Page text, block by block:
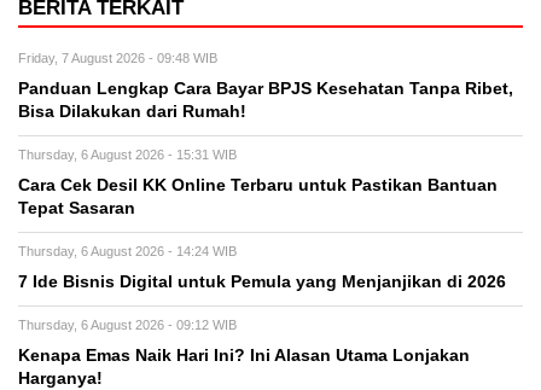
BERITA TERKAIT
Friday, 7 August 2026 - 09:48 WIB
Panduan Lengkap Cara Bayar BPJS Kesehatan Tanpa Ribet,
Bisa Dilakukan dari Rumah!
Thursday, 6 August 2026 - 15:31 WIB
Cara Cek Desil KK Online Terbaru untuk Pastikan Bantuan
Tepat Sasaran
Thursday, 6 August 2026 - 14:24 WIB
7 Ide Bisnis Digital untuk Pemula yang Menjanjikan di 2026
Thursday, 6 August 2026 - 09:12 WIB
Kenapa Emas Naik Hari Ini? Ini Alasan Utama Lonjakan
Harganya!